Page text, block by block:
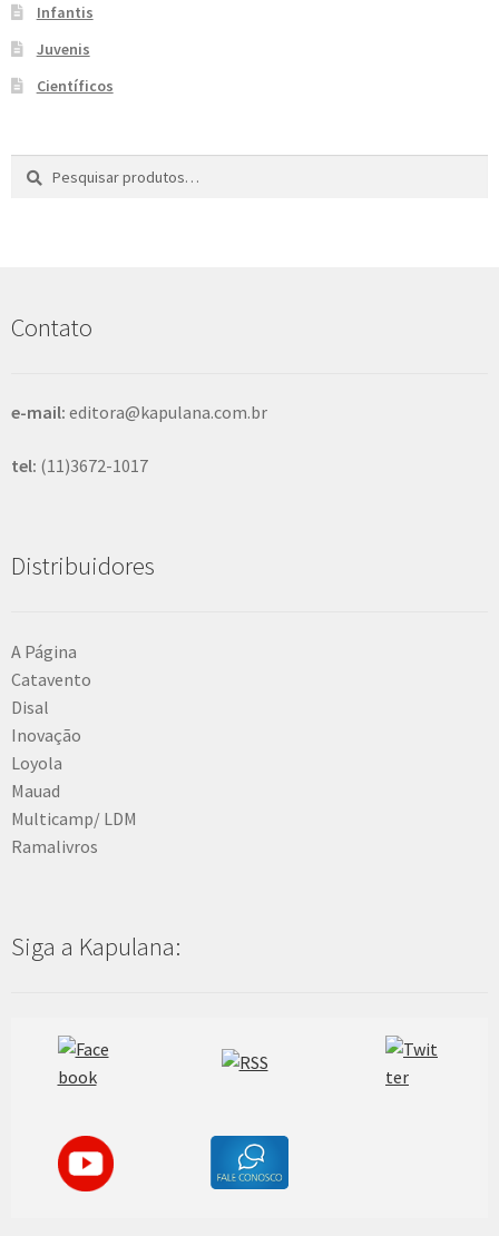
Infantis
Juvenis
Científicos
Pesquisar
a
Contato
e-mail: editora@kapulana.com.br
tel: (11)3672-1017
Distribuidores
A Página
Catavento
Disal
Inovação
Loyola
Mauad
Multicamp/ LDM
Ramalivros
Siga a Kapulana: